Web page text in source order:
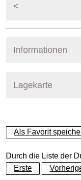
Informationen
Lagekarte
+
−
Als Favorit
Durch die Liste der
Erste